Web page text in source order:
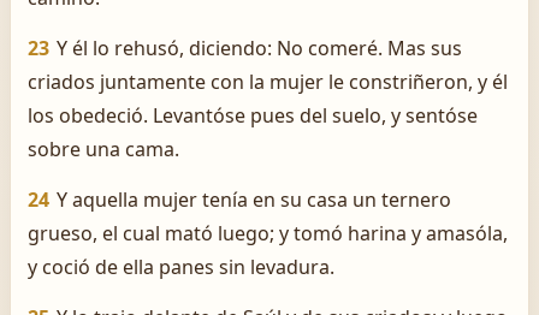
23 Y él lo rehusó, diciendo: No comeré. Mas sus
criados juntamente con la mujer le constriñeron, y él
los obedeció. Levantóse pues del suelo, y sentóse
sobre una cama.
24 Y aquella mujer tenía en su casa un ternero
grueso, el cual mató luego; y tomó harina y amasóla,
y coció de ella panes sin levadura.